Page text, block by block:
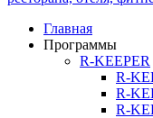
Главная
Программы
R-KEEPER
R-
R-
R-